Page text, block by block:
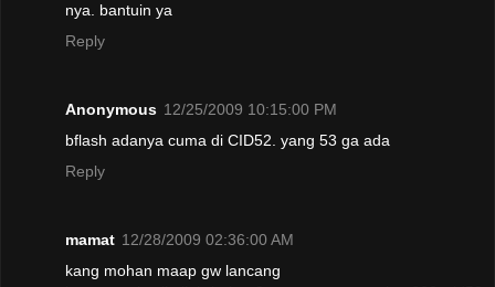
nya. bantuin ya
Reply
Anonymous 12/25/2009 10:15:00 PM
bflash adanya cuma di CID52. yang 53 ga ada
Reply
mamat 12/28/2009 02:36:00 AM
kang mohan maap gw lancang